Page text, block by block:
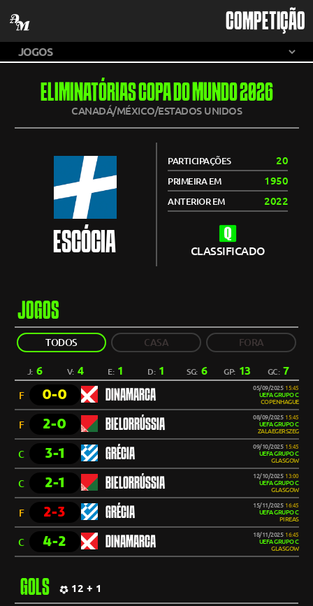
COMPETIÇÃO
ELIMINATÓRIAS COPA DO MUNDO 2026
CANADÁ/MÉXICO/ESTADOS UNIDOS
ESCÓCIA
PARTICIPAÇÕES 20
PRIMEIRA EM 1950
ANTERIOR EM 2022
CLASSIFICADO
JOGOS
TODOS CASA FORA
J: 6 V: 4 E: 1 D: 1 SG: 6 GP: 13 GC: 7
F 0-0 DINAMARCA 05/09/2025 15:45
UEFA GRUPO C
COPENHAGUE
F 2-0 BIELORRÚSSIA 08/09/2025 15:45
UEFA GRUPO C
ZALAEGERSZEG
C 3-1 GRÉCIA 09/10/2025 15:45
UEFA GRUPO C
GLASGOW
C 2-1 BIELORRÚSSIA 12/10/2025 13:00
UEFA GRUPO C
GLASGOW
F 2-3 GRÉCIA 15/11/2025 16:45
UEFA GRUPO C
PIREAS
C 4-2 DINAMARCA 18/11/2025 16:45
UEFA GRUPO C
GLASGOW
GOLS 12 + 1